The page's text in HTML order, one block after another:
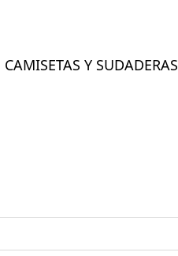
CAMISETAS Y SUDADERAS